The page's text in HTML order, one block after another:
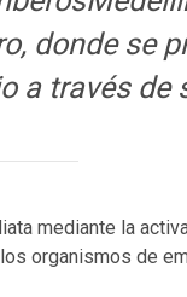
donde se
a través de
mediante la
organismos de